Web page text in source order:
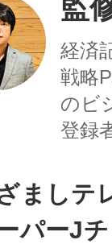
監
経済
戦略
のビ
登録
ざまし
ーパーJ